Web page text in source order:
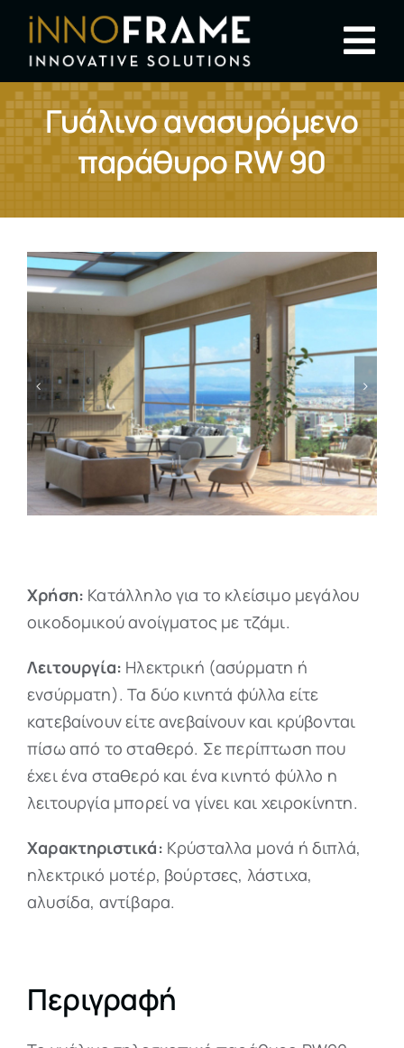
Μετάβαση
περιεχόμενο
Κουφώματα
Προϊόντα
Φόρμες Επικοινωνίας
Γυάλινο ανασυρόμενο
παράθυρο RW 90
Χρήση: Κατάλληλο για το κλείσιμο μεγάλου
οικοδομικού ανοίγματος με τζάμι.
Λειτουργία: Ηλεκτρική (ασύρματη ή
ενσύρματη). Τα δύο κινητά φύλλα είτε
κατεβαίνουν είτε ανεβαίνουν και κρύβονται
πίσω από το σταθερό. Σε περίπτωση που
έχει ένα σταθερό και ένα κινητό φύλλο η
λειτουργία μπορεί να γίνει και χειροκίνητη.
Χαρακτηριστικά: Κρύσταλλα μονά ή διπλά,
ηλεκτρικό μοτέρ, βούρτσες, λάστιχα,
αλυσίδα, αντίβαρα.
Περιγραφή